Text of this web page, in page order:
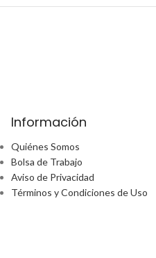
Información
Quiénes Somos
Bolsa de Trabajo
Aviso de Privacidad
Términos y Condiciones de Uso